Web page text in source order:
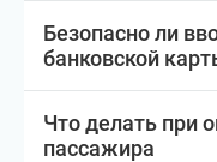
Безопасно ли
банковской
Что делать при
пассажира